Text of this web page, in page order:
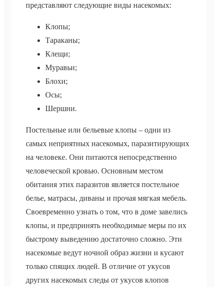
представляют следующие виды насекомых:
Клопы;
Тараканы;
Клещи;
Муравьи;
Блохи;
Осы;
Шершни.
Постельные или бельевые клопы – одни из
самых неприятных насекомых, паразитирующих
на человеке. Они питаются непосредственно
человеческой кровью. Основным местом
обитания этих паразитов является постельное
белье, матрасы, диваны и прочая мягкая мебель.
Своевременно узнать о том, что в доме завелись
клопы, и предпринять необходимые меры по их
быстрому выведению достаточно сложно. Эти
насекомые ведут ночной образ жизни и кусают
только спящих людей. В отличие от укусов
других насекомых следы от укусов клопов